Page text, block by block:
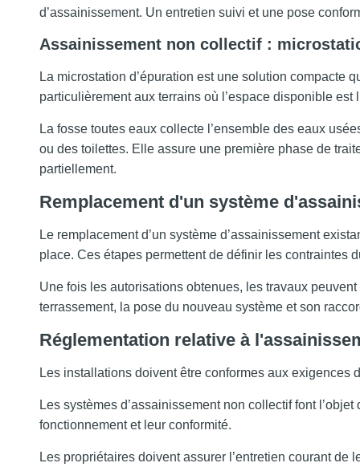
d’assainissement. Un entretien suivi et une pose
Assainissement non collectif :
La microstation d’épuration est une solution compacte
particulièrement aux terrains où l’espace disponible est
La fosse toutes eaux collecte l’ensemble des eaux
ou des toilettes. Elle assure une première phase de
partiellement.
Remplacement d'un système
Le remplacement d’un système d’assainissement
place. Ces étapes permettent de définir les contraintes
Une fois les autorisations obtenues, les travaux
terrassement, la pose du nouveau système et son
Réglementation relative à
Les installations doivent être conformes aux exigences
Les systèmes d’assainissement non collectif font
fonctionnement et leur conformité.
Les propriétaires doivent assurer l’entretien courant de